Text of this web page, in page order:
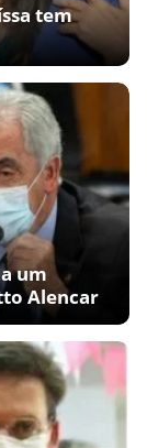
tem
um
Alencar